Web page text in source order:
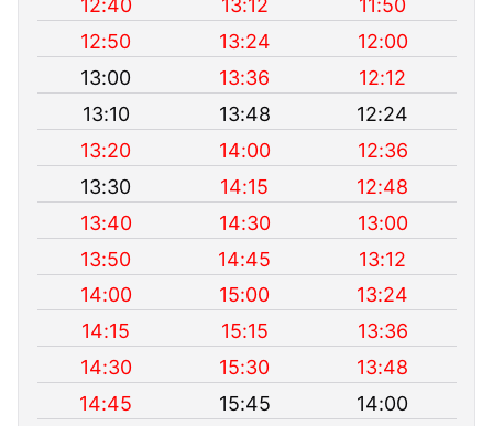
12:40
13:12
11:50
12:50
13:24
12:00
13:00
13:36
12:12
13:10
13:48
12:24
13:20
14:00
12:36
13:30
14:15
12:48
13:40
14:30
13:00
13:50
14:45
13:12
14:00
15:00
13:24
14:15
15:15
13:36
14:30
15:30
13:48
14:45
15:45
14:00